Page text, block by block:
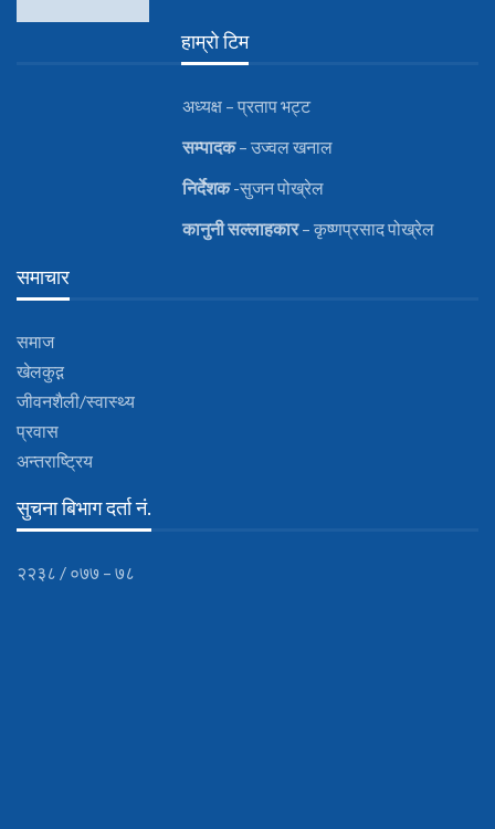
हाम्रो टिम
अध्यक्ष – प्रताप भट्ट
सम्पादक– उज्वल खनाल
निर्देशक-सुजन पोख्रेल
कानुनीसल्लाहकार– कृष्णप्रसाद पोख्रेल
समाचार
समाज
खेलकुद़़
जीवनशैली/स्वास्थ्य
प्रवास
अन्तराष्ट्रिय
सुचना बिभाग दर्ता नं.
२२३८ / ०७७ – ७८